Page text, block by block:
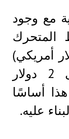
مع وجود
​​المتحرك
200 يوم (2.84 دولار أمريكي)
ودعم نفسي عند مستوى 2 دولار
أساسًا
عليه.